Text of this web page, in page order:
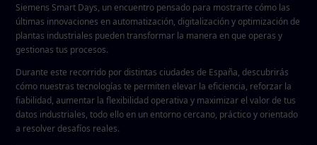
Siemens Smart Days, un encuentro pensado para mostrarte cómo las
últimas innovaciones en automatización, digitalización y optimización de
plantas industriales pueden transformar la manera en que operas y
gestionas tus procesos.
Durante este recorrido por distintas ciudades de España, descubrirás
cómo nuestras tecnologías te permiten elevar la eficiencia, reforzar la
fiabilidad, aumentar la flexibilidad operativa y maximizar el valor de tus
datos industriales, todo ello en un entorno cercano, práctico y orientado
a resolver desafíos reales.